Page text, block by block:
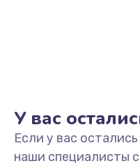
У вас
Если у вас
наши специалисты